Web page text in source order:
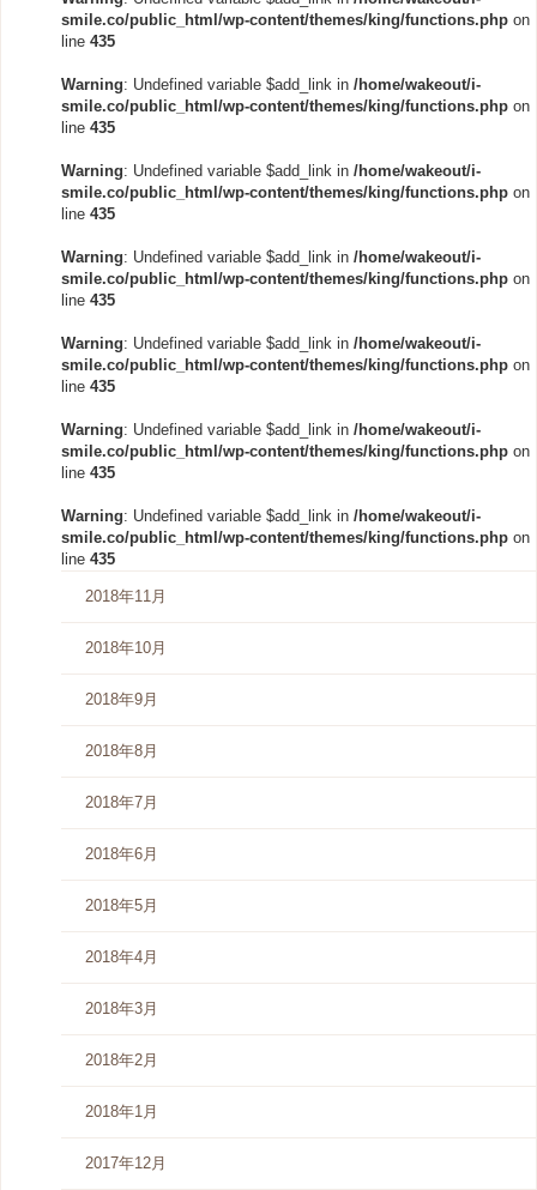
smile.co/public_html/wp-content/themes/king/functions.php on
line 435
Warning: Undefined variable $add_link in /home/wakeout/i-
smile.co/public_html/wp-content/themes/king/functions.php on
line 435
Warning: Undefined variable $add_link in /home/wakeout/i-
smile.co/public_html/wp-content/themes/king/functions.php on
line 435
Warning: Undefined variable $add_link in /home/wakeout/i-
smile.co/public_html/wp-content/themes/king/functions.php on
line 435
Warning: Undefined variable $add_link in /home/wakeout/i-
smile.co/public_html/wp-content/themes/king/functions.php on
line 435
Warning: Undefined variable $add_link in /home/wakeout/i-
smile.co/public_html/wp-content/themes/king/functions.php on
line 435
Warning: Undefined variable $add_link in /home/wakeout/i-
smile.co/public_html/wp-content/themes/king/functions.php on
line 435
2018年11月
2018年10月
2018年9月
2018年8月
2018年7月
2018年6月
2018年5月
2018年4月
2018年3月
2018年2月
2018年1月
2017年12月